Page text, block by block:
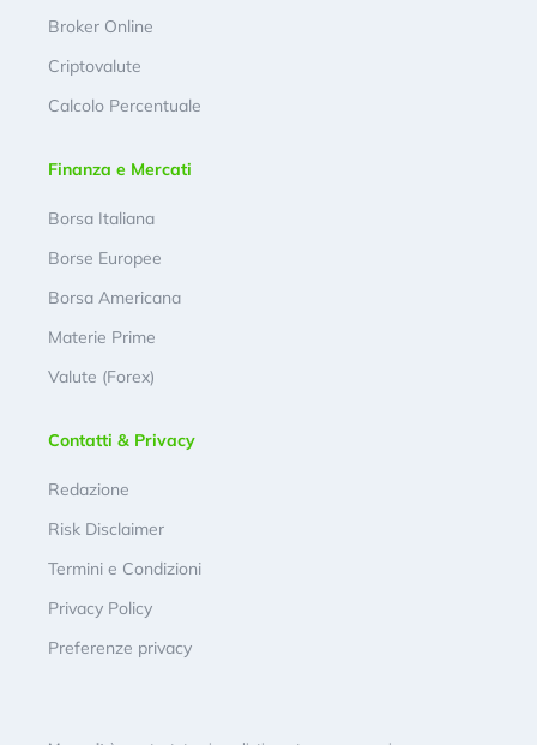
Broker Online
Criptovalute
Calcolo Percentuale
Finanza e Mercati
Borsa Italiana
Borse Europee
Borsa Americana
Materie Prime
Valute (Forex)
Contatti & Privacy
Redazione
Risk Disclaimer
Termini e Condizioni
Privacy Policy
Preferenze privacy